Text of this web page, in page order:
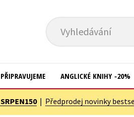
Vyhledávání
PŘIPRAVUJEME ANGLICKÉ KNIHY -20%
SRPEN150| Předprodej novinky